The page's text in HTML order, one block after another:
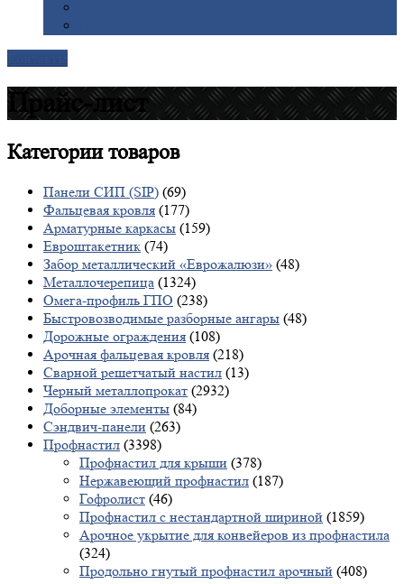
Прайс-лист
Категориитоваров
Панели СИП (SIP) (69)
Фальцевая кровля (177)
Арматурные каркасы (159)
Евроштакетник (74)
Забор металлический «Еврожалюзи» (48)
Металлочерепица (1324)
Омега-профиль ГПО (238)
Быстровозводимые разборные ангары (48)
Дорожные ограждения (108)
Арочная фальцевая кровля (218)
Сварной решетчатый настил (13)
Черный металлопрокат (2932)
Доборные элементы (84)
Сэндвич-панели (263)
Профнастил (3398)
Профнастил для крыши (378)
Нержавеющий профнастил (187)
Гофролист (46)
Профнастил с нестандартной шириной (1859)
Арочное укрытие для конвейеров из профнастила
(324)
Продольно гнутый профнастил арочный (408)